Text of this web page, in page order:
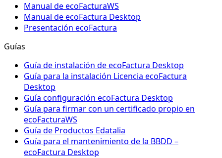
Manual de ecoFacturaWS
Manual de ecoFactura Desktop
Presentación ecoFactura
Guías
Guía de instalación de ecoFactura Desktop
Guía para la instalación Licencia ecoFactura
Desktop
Guía configuración ecoFactura Desktop
Guía para firmar con un certificado propio en
ecoFacturaWS
Guía de Productos Edatalia
Guía para el mantenimiento de la BBDD –
ecoFactura Desktop